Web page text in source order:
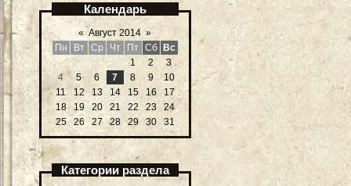
Календарь
« Август 2014 »
Пн
Вт Ср Чт Пт Сб
Вс
1
2
3
4
5 6 7 8 9
10
11
12 13 14 15 16
17
18
19 20 21 22 23
24
25
26 27 28 29 30 31
Категории раздела